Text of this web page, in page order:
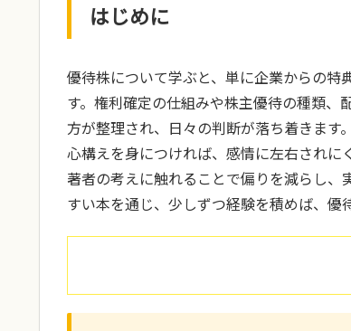
はじめに
優待株について学ぶと、単に企業からの
す。権利確定の仕組みや株主優待の種類
方が整理され、日々の判断が落ち着きま
心構えを身につければ、感情に左右され
著者の考えに触れることで偏りを減らし
すい本を通じ、少しずつ経験を積めば、優